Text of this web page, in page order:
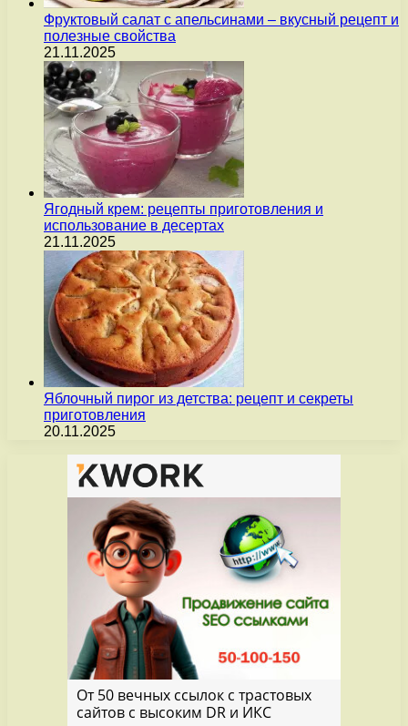
Фруктовый салат с апельсинами – вкусный рецепт и
полезные свойства
21.11.2025
Ягодный крем: рецепты приготовления и
использование в десертах
21.11.2025
Яблочный пирог из детства: рецепт и секреты
приготовления
20.11.2025